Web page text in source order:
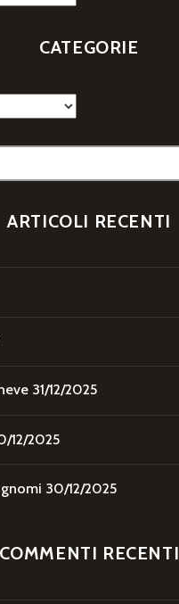
CATEGORIE
ARTICOLI RECENTI
31/12/2025
12/2025
30/12/2025
COMMENTI RECENTI